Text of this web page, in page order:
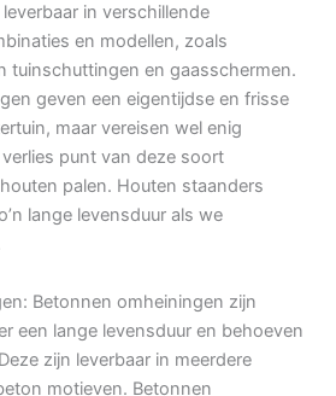
in verschillende
en modellen, zoals
tuinschuttingen en gaasschermen.
geven een eigentijdse en frisse
maar vereisen wel enig
punt van deze soort
palen. Houten staanders
lange levensduur als we
Betonnen omheiningen zijn
een lange levensduur en behoeven
zijn leverbaar in meerdere
motieven. Betonnen